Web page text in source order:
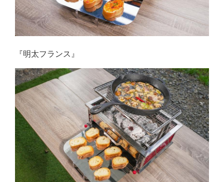
『明太フランス』